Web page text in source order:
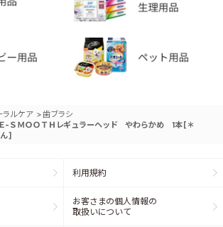
ラルケア >歯ブラシ
-ＳＭＯＯＴＨレギュラーヘッド やわらかめ 1本 [＊
]
利用規約
お客さまの個人情報の
取扱いについて